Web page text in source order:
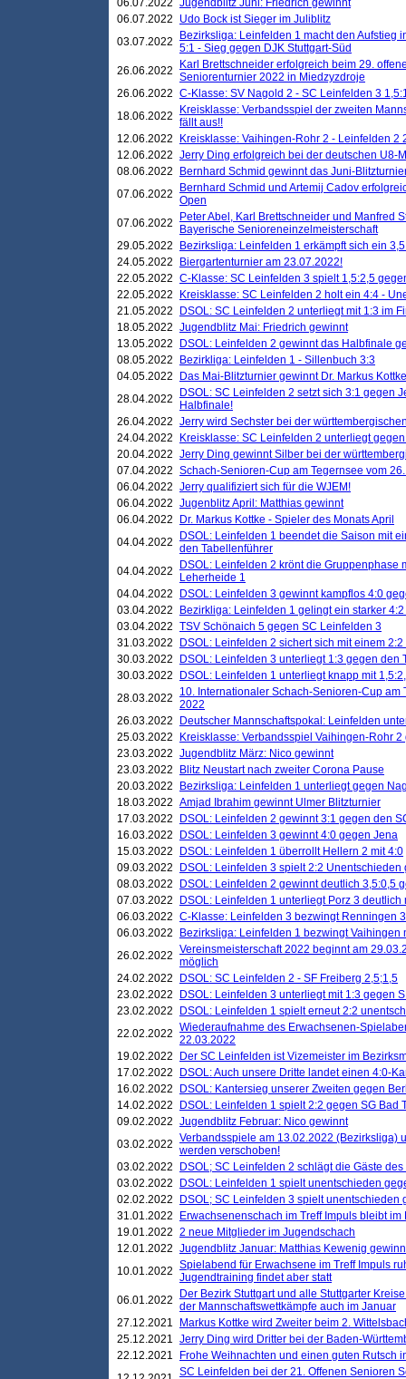
06.07.2022 Jugendblitz Juni: Friedrich gewinnt
06.07.2022
Udo Bock ist Sieger im Juliblitz
03.07.2022
Bezirksliga: Leinfelden 1 macht den Aufstieg
5:1 - Sieg gegen DJK Stuttgart-Süd
26.06.2022
Karl Brettschneider erfolgreich beim 29.
Seniorenturnier 2022 in Miedzyzdroje
26.06.2022 C-Klasse: SV Nagold 2 - SC Leinfelden 3
18.06.2022
Kreisklasse: Verbandsspiel der zweiten
fällt aus!!
12.06.2022
Kreisklasse: Vaihingen-Rohr 2 - Leinfelden 2
12.06.2022 Jerry Ding erfolgreich bei der deutschen U8-
08.06.2022
Bernhard Schmid gewinnt das Juni-
07.06.2022
Bernhard Schmid und Artemij Cadov
Open
07.06.2022
Peter Abel, Karl Brettschneider und Manfred
Bayerische Senioreneinzelmeisterschaft
29.05.2022
Bezirksliga: Leinfelden 1 erkämpft sich ein
24.05.2022
Biergartenturnier am 23.07.2022!
22.05.2022 C-Klasse: SC Leinfelden 3 spielt 1,5:2,5
22.05.2022
Kreisklasse: SC Leinfelden 2 holt ein 4:4 -
21.05.2022
DSOL: SC Leinfelden 2 unterliegt mit 1:3 im
18.05.2022 Jugendblitz Mai: Friedrich gewinnt
13.05.2022
DSOL: Leinfelden 2 gewinnt das Halbfinale
08.05.2022
Bezirkliga: Leinfelden 1 - Sillenbuch 3:3
04.05.2022
Das Mai-Blitzturnier gewinnt Dr. Markus
28.04.2022
DSOL: SC Leinfelden 2 setzt sich 3:1 gegen
Halbfinale!
26.04.2022 Jerry wird Sechster bei der
24.04.2022
Kreisklasse: SC Leinfelden 2 unterliegt
20.04.2022 Jerry Ding gewinnt Silber bei der
07.04.2022 Schach-Senioren-Cup am Tegernsee vom
06.04.2022 Jerry qualifiziert sich für die WJEM!
06.04.2022 Jugenblitz April: Matthias gewinnt
06.04.2022
Dr. Markus Kottke - Spieler des Monats April
04.04.2022
DSOL: Leinfelden 1 beendet die Saison mit
den Tabellenführer
04.04.2022
DSOL: Leinfelden 2 krönt die Gruppenphase
Leherheide 1
04.04.2022
DSOL: Leinfelden 3 gewinnt kampflos 4:0
03.04.2022
Bezirkliga: Leinfelden 1 gelingt ein starker
03.04.2022 TSV Schönaich 5 gegen SC Leinfelden 3
31.03.2022
DSOL: Leinfelden 2 sichert sich mit einem
30.03.2022
DSOL: Leinfelden 3 unterliegt 1:3 gegen den
30.03.2022
DSOL: Leinfelden 1 unterliegt knapp mit
28.03.2022
10. Internationaler Schach-Senioren-Cup am
2022
26.03.2022
Deutscher Mannschaftspokal: Leinfelden
25.03.2022
Kreisklasse: Verbandsspiel Vaihingen-Rohr
23.03.2022 Jugendblitz März: Nico gewinnt
23.03.2022
Blitz Neustart nach zweiter Corona Pause
20.03.2022
Bezirksliga: Leinfelden 1 unterliegt gegen
18.03.2022 Amjad Ibrahim gewinnt Ulmer Blitzturnier
17.03.2022
DSOL: Leinfelden 2 gewinnt 3:1 gegen den
16.03.2022
DSOL: Leinfelden 3 gewinnt 4:0 gegen Jena
15.03.2022
DSOL: Leinfelden 1 überrollt Hellern 2 mit 4:0
09.03.2022
DSOL: Leinfelden 3 spielt 2:2 Unentschieden
08.03.2022
DSOL: Leinfelden 2 gewinnt deutlich 3,5:0,5
07.03.2022
DSOL: Leinfelden 1 unterliegt Porz 3 deutlich
06.03.2022 C-Klasse: Leinfelden 3 bezwingt Renningen
06.03.2022
Bezirksliga: Leinfelden 1 bezwingt Vaihingen
26.02.2022 Vereinsmeisterschaft 2022 beginnt am
möglich
24.02.2022
DSOL: SC Leinfelden 2 - SF Freiberg 2,5;1,5
23.02.2022
DSOL: Leinfelden 3 unterliegt mit 1:3 gegen
23.02.2022
DSOL: Leinfelden 1 spielt erneut 2:2
22.02.2022 Wiederaufnahme des Erwachsenen-
22.03.2022
19.02.2022
Der SC Leinfelden ist Vizemeister im
17.02.2022
DSOL: Auch unsere Dritte landet einen 4:0-
16.02.2022
DSOL: Kantersieg unserer Zweiten gegen
14.02.2022
DSOL: Leinfelden 1 spielt 2:2 gegen SG Bad
09.02.2022 Jugendblitz Februar: Nico gewinnt
03.02.2022 Verbandsspiele am 13.02.2022 (Bezirksliga)
werden verschoben!
03.02.2022
DSOL; SC Leinfelden 2 schlägt die Gäste
03.02.2022
DSOL: Leinfelden 1 spielt unentschieden
02.02.2022
DSOL; SC Leinfelden 3 spielt unentschieden
31.01.2022
Erwachsenenschach im Treff Impuls bleibt
19.01.2022 2 neue Mitglieder im Jugendschach
12.01.2022 Jugendblitz Januar: Matthias Kewenig
10.01.2022 Spielabend für Erwachsene im Treff Impuls
Jugendtraining findet aber statt
06.01.2022
Der Bezirk Stuttgart und alle Stuttgarter
der Mannschaftswettkämpfe auch im Januar
27.12.2021
Markus Kottke wird Zweiter beim 2.
25.12.2021 Jerry Ding wird Dritter bei der Baden-
22.12.2021
Frohe Weihnachten und einen guten Rutsch
SC Leinfelden bei der 21. Offenen Senioren